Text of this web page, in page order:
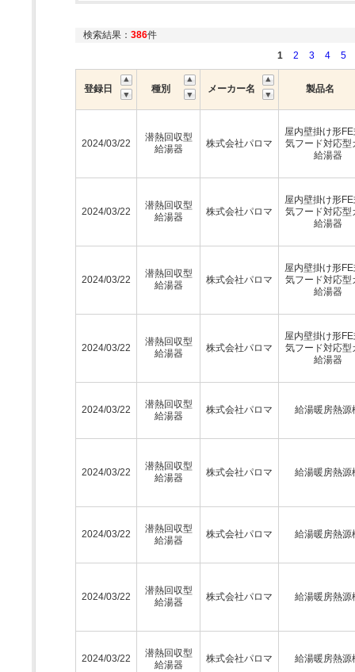
検索結果： 386件
1
2 3 4 5
登録日 種別 メーカー名 製品名
2024/03/22
潜熱回収型
給湯器
株式会社パロマ
屋内壁掛け形
気フード対応型
給湯器
2024/03/22
潜熱回収型
給湯器
株式会社パロマ
屋内壁掛け形
気フード対応型
給湯器
2024/03/22
潜熱回収型
給湯器
株式会社パロマ
屋内壁掛け形
気フード対応型
給湯器
2024/03/22
潜熱回収型
給湯器
株式会社パロマ
屋内壁掛け形
気フード対応型
給湯器
2024/03/22
潜熱回収型
給湯器
株式会社パロマ 給湯暖房熱源
2024/03/22
潜熱回収型
給湯器
株式会社パロマ 給湯暖房熱源
2024/03/22
潜熱回収型
給湯器
株式会社パロマ 給湯暖房熱源
2024/03/22
潜熱回収型
給湯器
株式会社パロマ 給湯暖房熱源
2024/03/22
潜熱回収型
給湯器
株式会社パロマ 給湯暖房熱源